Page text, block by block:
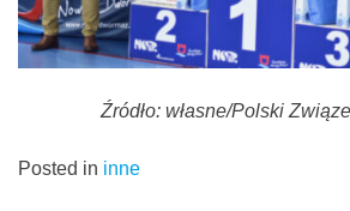
Źródło: własne/Polski
Posted in inne